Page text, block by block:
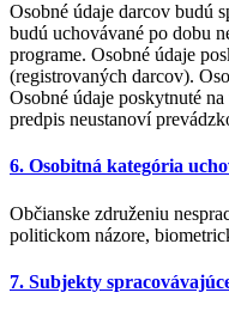
Osobné údaje darcov budú
budú uchovávané po dobu
programe. Osobné údaje
(registrovaných darcov).
Osobné údaje poskytnuté
predpis neustanoví
6. Osobitná kategória
Občianske združeniu
politickom názore,
7. Subjekty